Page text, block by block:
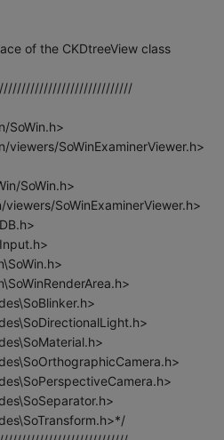
of the CKDtreeView class
SoWin.h>
viewers/SoWinExaminerViewer.h>
SoWin.h>
SoWinExaminerViewer.h>